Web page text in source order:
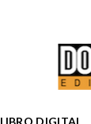
LIBRO DIGITAL